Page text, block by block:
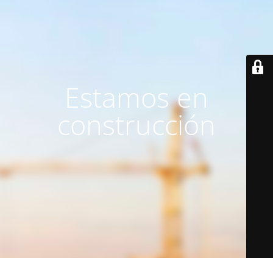
Estamos en
construcción